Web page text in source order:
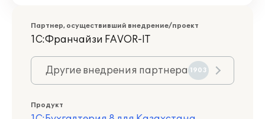
Партнер, осуществивший внедрение/проект
1С:Франчайзи FAVOR-IT
Другие внедрения партнера 1903
Продукт